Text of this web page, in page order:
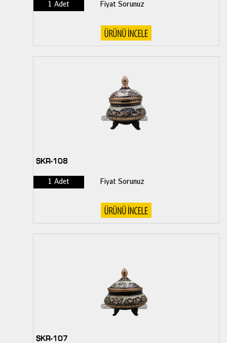
1 Adet Fiyat Sorunuz
ŞKR-108
1 Adet Fiyat Sorunuz
ŞKR-107